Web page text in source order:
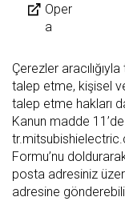
Oper
a
Çerezler
talep etme, kişisel
talep etme hakları
Kanun madde
Formu’nu
posta adresiniz
adresine